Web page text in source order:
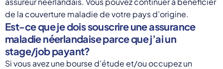
de la couverture maladie de votre pays d’origine.
Est-ce que je dois souscrire une assurance
maladie néerlandaise parce que j’ai un
stage/job payant?
Si vous avez une bourse d’étude et/ou occupez un